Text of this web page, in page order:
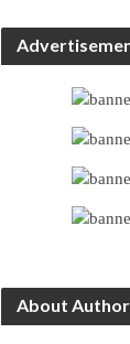
About Author